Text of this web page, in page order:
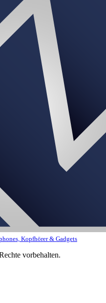
Kopfhörer & Gadgets
vorbehalten.